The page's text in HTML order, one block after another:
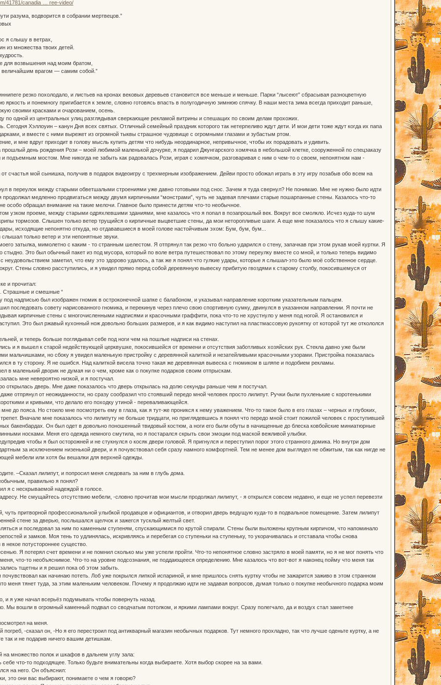
41781/canadia … ree-video/
разума, водворится в собрании мертвецов.”
я слышу в ветрах,
из множества твоих детей.
для возвышения над моим братом,
врагом — cамим собой.”
резко похолодало, и листьев на кронах вековых деревьев становится все меньше и меньше. Парки “лысеют” сбрасывая разноцветную
яркость и понемногу пригибается к земле, словно готовясь впасть в полугодичную зимнюю спячку. В наши места зима всегда приходит раньше,
своими красками и очарованием, осень.
по одной из центральных улиц разглядывая сверкающие рекламой витрины и спешащих по своим делам прохожих.
Сегодня Хэллоуин – канун Дня всех святых. Отличный семейный праздник которого так нетерпеливо ждут дети. И мои дети тоже ждут когда их папа
и вместе с ними вырежет из огромной тыквы страшное чудовище с огромными глазами и зубастым ртом.
и мне вдруг приходит в голову мысль купить детям что нибудь неординарное, непривычное, чтобы их порадовать и удивить.
прошлый день рождения Рози – моей любимой маленькой дочурке, я подарил Джунгарского хомячка в небольшой клетке, сооруженной по спецзаказу
и подъемным мостом. Мне никогда не забыть как радовалась Рози, играя с хомячком, разговаривая с ним о чем-то о своем, непонятном нам -
от счастья мой сынишка, получив в подарок видеоигру с трехмерным изображением. Дейви просто обожал играть в эту игру позабыв обо всем на
в переулок между старыми обветшалыми строениями уже давно готовыми под снос. Зачем я туда свернул? Не понимаю. Мне не нужно было идти
продолжал медленно продвигаться между двумя кирпичными “монстрами”, чуть не задевая плечами старые пошарпанные стены. Казалось что-то
особо обращал внимание на такие мелочи. Главное было принести детям что-то необычное.
узком проеме, между старыми одряхлевшими зданиями, мне казалось что я попал в позапрошлый век. Вокруг все смолкло. Исчез куда-то шум
тормозов. Слышен только ветер трущийся о кирпичные выцветшие стены, да мои неторопливые шаги. А еще мне показалось что я слышу какие-
исходящие непонятно откуда, но отдававшиеся в моей голове настойчивым эхом: Бум, бум, бум...
только ветер и эти непонятные звуки.
затылка, мимолетно с каким - то странным шелестом. Я отпрянул так резко что больно ударился о стену, запачкав при этом рукав моей куртки. Я
стыдно. Это был обычный пакет из под мусора, который по воле ветра путешествовал по этому переулку вместе со мной, и только теперь видимо
неудовольствием заметил, что ему это здорово удалось, а так же я понял что гулкие удары, которые я слышал-это было моё собственное сердце.
Стены словно расступились, и я увидел прямо перед собой деревянную вывеску прибитую гвоздями к старому столбу, покосившемуся от
и прочитал:
Страшные и смешные “
под надписью был изображен гномик в остроконечной шапке с балабоном, и указывал направление коротким указательным пальцем.
последовать совету нарисованного гномика, и перекинув через плечо свою спортивную сумку, двинулся в указанном направлении. Я почти не
кирпичные стены с многочисленными надписями и красочными граффити, пока что-то не хрустнуло у меня под ногой. Я остановился и
Это был ржавый кухонный нож довольно больших размеров, и я как видимо наступил на пластмассовую рукоятку от которой тут же откололся
и теперь больше поглядывал себе под ноги чем на пошлые надписи на стенах.
и я вышел к старой недействующей церквушке, покосившейся от времени и отсутствия заботливых хозяйских рук. Стекла давно уже были
мальчишками, но сбоку я увидел маленькую пристройку с деревянной калиткой и незатейливыми красочными узорами. Пристройка показалась
в ту сторону. Я не ошибся. Над калиткой висела точно такая же деревянная вывеска с гномиком в шляпе и подобием рекламы.
в маленький дворик не думая ни о чем, кроме как о покупке подарков своим отпрыскам.
мне невероятно низкой, и я постучал.
открылась дверь. Мне даже показалось что дверь открылась на долю секунды раньше чем я постучал.
отпрянул от неожиданности, но сразу сообразил что стоявший передо мной человек просто лилипут. Ручки были пухленькие с коротенькими
и кривыми, что делало его походку утиной - переваливающейся.
до пояса. Но стоило мне посмотреть ему в глаза, как я тут-же проникся к нему уважением. Что-то такое было в его глазах – черных и глубоких,
Вначале мне показалось что лилипуту не больше тридцати, но приглядевшись я понял что передо мной стоит пожилой человек с проступившей
бакенбардах. Он был одет в довольно поношенный твидовый костюм, а ноги его были обуты в начищенные до блеска ковбойские миниатюрные
носками. Меня его одежда немного смутила, но я постарался скрыть свои эмоции под маской вежливой улыбки.
чтобы я был осторожней и не стукнулся о косяк двери головой. Я пригнулся и переступил порог этого странного домика. Но внутри дом
за исключением низенькой двери, и я почувствовал себя сразу намного комфортней. Тем не менее дом выглядел не обжитым, так как нигде не
мебели или хотя бы вешалки для верхней одежды.
–Сказал лилипут, и попросил меня следовать за ним в глубь дома.
правильно я понял?
я с нескрываемой надеждой в голосе.
Не смущайтесь отсутствию мебели, -словно прочитав мои мысли продолжал лилипут, - я открылся совсем недавно, и еще не успел перевезти
чуть притворной профессиональной улыбкой продавцов и официантов, и отворил дверь ведущую куда-то в подвальное помещение. Затем лилипут
стене за дверью, послышался щелчок и зажегся тусклый желтый свет.
и последовал за ним по каменным ступеням, спускающимися по крутой спирали. Стены были выложены крупным кирпичом, что напоминало
и замков. Моя тень то удлинялась, искривляясь и перебегая со ступеньки на ступеньку, то укорачивалась и отставала чтобы снова
некое потустороннее существо.
Я потерял счет времени и не помнил сколько мы уже успели пройти. Что-то непонятное словно застряло в моей памяти, но я не мог понять что
что-то необъяснимое. Что-то на уровне подсознания, не поддающееся определению. Мне казалось что вот-вот я наконец пойму что меня так
тщетны и я решил пока об этом забыть.
как начинаю потеть. Лоб уже покрылся липкой испариной, и мне пришлось снять куртку чтобы не зажарится заживо в этом странном
меня тянет туда, за этим маленьким человеком. Почему я продолжаю идти не задавая вопросов, думая только о покупке необычного подарка моим
и я уже начал всерьёз подумывать чтобы повернуть назад.
Мы вошли в огромный каменный подвал со сводчатым потолком, и яркими лампами вокруг. Сразу полегчало, да и воздух стал заметнее
на меня.
погреб, -сказал он, -Но я его перестроил под антикварный магазин необычных подарков. Тут немного прохладно, так что лучше оденьте куртку, а не
так и не подарив ничего вашим детишкам.
на множество полок и шкафов в дальнем углу зала:
что-то подходящее. Только будьте внимательны когда выбираете. Хотя выбор скорее на за вами.
на него. Он объяснил:
это они вас выбирают, понимаете о чем я говорю?